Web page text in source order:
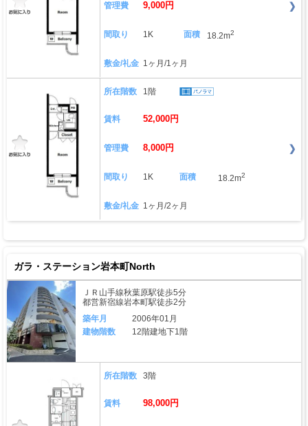
管理費 9,000円
間取り 1K 面積 18.2m2
敷金/礼金 1ヶ月/1ヶ月
所在階数 1階
賃料 52,000円
管理費 8,000円
間取り 1K 面積 18.2m2
敷金/礼金 1ヶ月/2ヶ月
ガラ・ステーション岩本町North
ＪＲ山手線秋葉原駅徒歩5分
都営新宿線岩本町駅徒歩2分
築年月
2006年01月
建物階数
12階建地下1階
所在階数 3階
賃料 98,000円